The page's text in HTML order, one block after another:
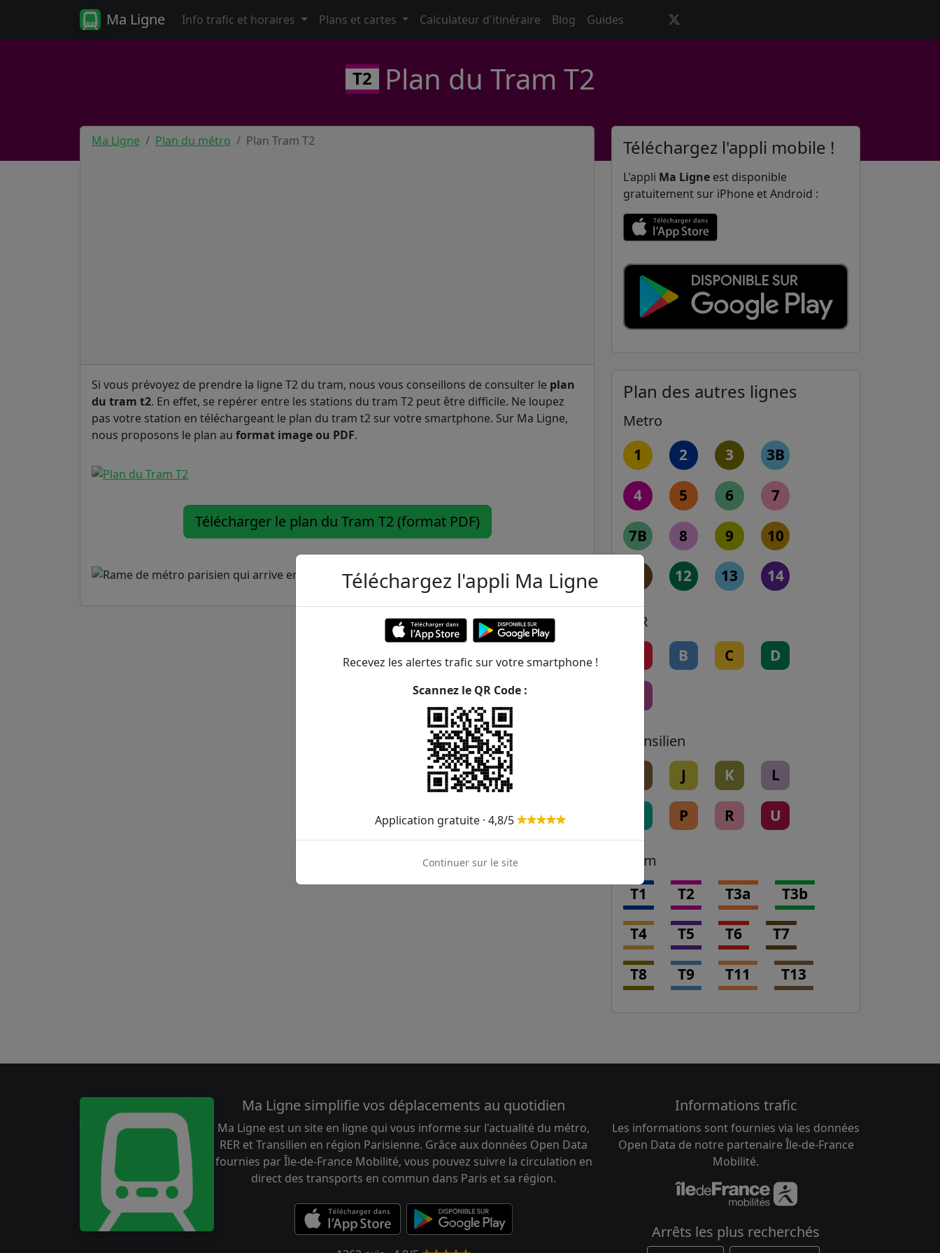
Ma Ligne Info trafic et horaires Plans et cartes Calculateur d'itinéraire Blog Guides
T2 Plan du Tram T2
Ma Ligne Plan du métro Plan Tram T2
Si vous prévoyez de prendre la ligne T2 du tram, nous vous conseillons de consulter le plan
du tram t2. En effet, se repérer entre les stations du tram T2 peut être difficile. Ne loupez
pas votre station en téléchargeant le plan du tram t2 sur votre smartphone. Sur Ma Ligne,
nous proposons le plan au format image ou PDF.
Télécharger le plan du Tram T2 (format PDF)
Téléchargez l'appli mobile !
L'appli Ma Ligne est disponible
gratuitement sur iPhone et Android :
Plan des autres lignes
Metro
1 2 3 3B
4 5 6 7
7B 8 9 10
12 13 14
RER
B C D
Transilien
J K L
P R U
Tram
T1 T2 T3a T3b
T4 T5 T6 T7
T8 T9 T11 T13
Ma Ligne simplifie vos déplacements au quotidien
Ma Ligne est un site en ligne qui vous informe sur l'actualité du métro,
RER et Transilien en région Parisienne. Grâce aux données Open Data
fournies par Île-de-France Mobilité, vous pouvez suivre la circulation en
direct des transports en commun dans Paris et sa région.
Informations trafic
Les informations sont fournies via les données
Open Data de notre partenaire Île-de-France
Mobilité.
Arrêts les plus recherchés
Téléchargez l'appli Ma Ligne
Recevez les alertes trafic sur votre smartphone !
Scannez le QR Code :
Application gratuite · 4,8/5
Continuer sur le site